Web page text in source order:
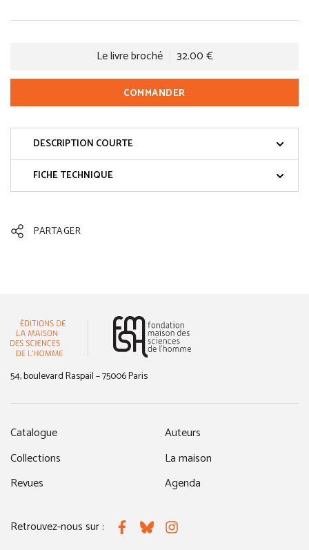
Le livre broché 32.00 €
COMMANDER
DESCRIPTION COURTE
FICHE TECHNIQUE
PARTAGER
54, boulevard Raspail – 75006 Paris
Catalogue
Collections
Revues
Auteurs
La maison
Agenda
Retrouvez-nous sur : FacebookBlueskyInstagram